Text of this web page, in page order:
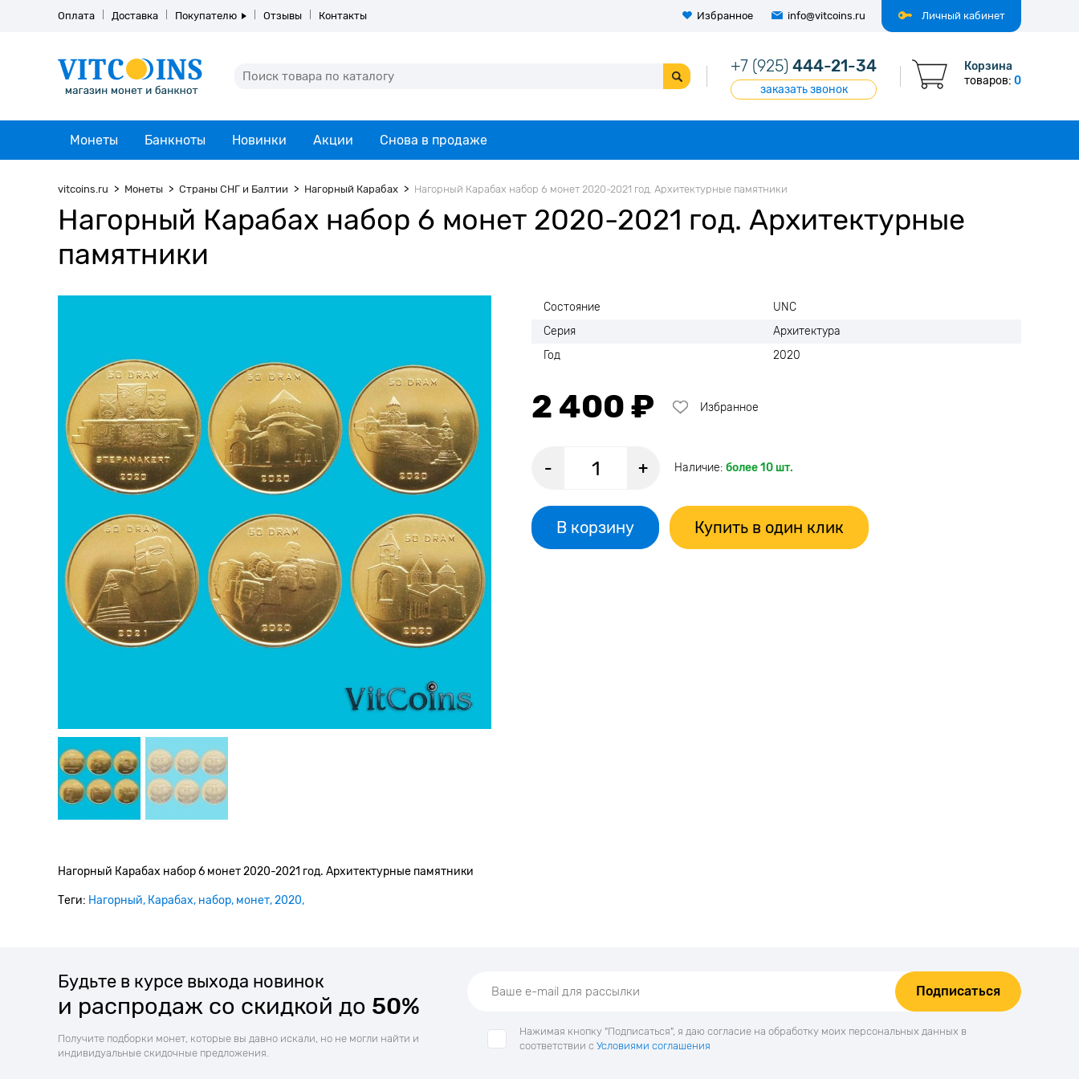
Личный кабинет
Оплата Доставка Покупателю Отзывы Контакты Избранное info@vitcoins.ru
+7 (925) 444-21-34
заказать звонок
Корзина
товаров: 0
Монеты Банкноты Новинки Акции Снова в продаже
vitcoins.ru Монеты Страны СНГ и Балтии Нагорный Карабах Нагорный Карабах набор 6 монет 2020-2021 год. Архитектурные памятники
Нагорный Карабах набор 6 монет 2020-2021 год. Архитектурные
памятники
Состояние
UNC
Серия
Архитектура
Год
2020
2 400 ₽ Избранное
- + Наличие: более 10 шт.
В корзину Купить в один клик
Нагорный Карабах набор 6 монет 2020-2021 год. Архитектурные памятники
Теги: Нагорный Карабах набор монет 2020
Будьте в курсе выхода новинок
и распродаж со скидкой до 50%
Получите подборки монет, которые вы давно искали, но не могли найти и
индивидуальные скидочные предложения.
Подписаться
Нажимая кнопку "Подписаться", я даю согласие на обработку моих персональных данных в
соответствии с Условиями соглашения